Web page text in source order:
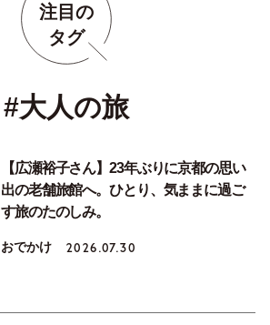
注目の
タグ
#大人の旅
【広瀬裕子さん】23年ぶりに京都の思い
出の老舗旅館へ。ひとり、気ままに過ご
す旅のたのしみ。
おでかけ 2026.07.30